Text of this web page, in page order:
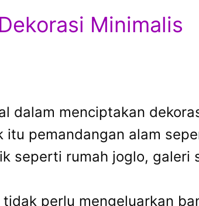
Minimalis
dalam menciptakan
itu pemandangan alam
seperti rumah joglo, galeri
perlu mengeluarkan